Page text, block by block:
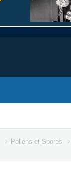
Pollens et Spores